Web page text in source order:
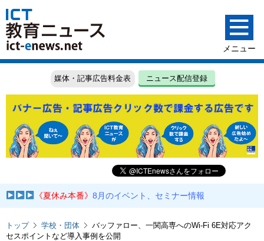
媒体・記事広告料金表 ニュース配信登録
《夏休み本番》8月のイベント、セミナー情報
トップ 学校・団体
バッファロー、一関高専へのWi-Fi 6E対応アク
セスポイントなど導入事例を公開